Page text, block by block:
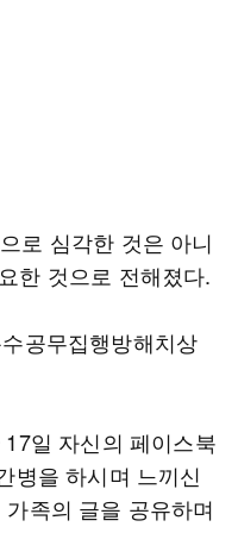
로 심각한 것은 아니
한 것으로 전해졌다.
공무집행방해치상
일 자신의 페이스북
병을 하시며 느끼신
족의 글을 공유하며